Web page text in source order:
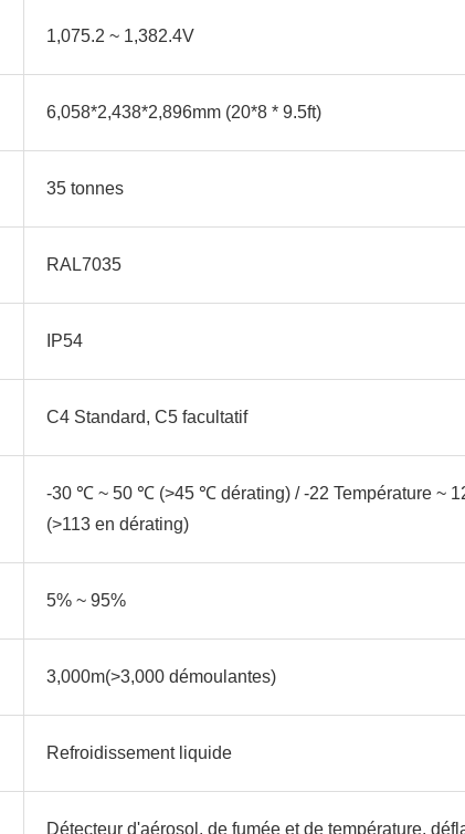
1,075.2 ~ 1,382.4V
6,058*2,438*2,896mm (20*8 * 9.5ft)
35 tonnes
RAL7035
IP54
C4 Standard, C5 facultatif
-30 ℃ ~ 50 ℃ (>45 ℃ dérating) / -22 Température ~
(>113 en dérating)
5% ~ 95%
3,000m(>3,000 démoulantes)
Refroidissement liquide
Détecteur d'aérosol, de fumée et de température,